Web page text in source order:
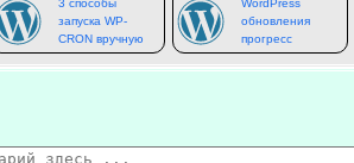
3 способы
запуска WP-
CRON вручную
WordPress
обновления
прогресс